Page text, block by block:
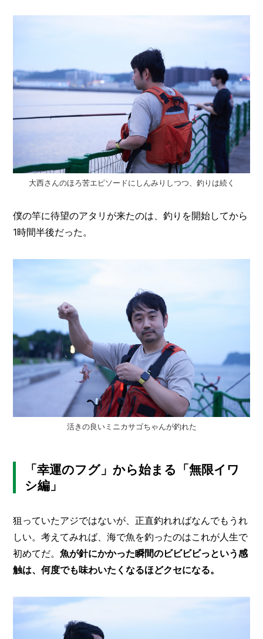
大西さんのほろ苦エピソードにしんみりしつつ、釣りは続く
僕の竿に待望のアタリが来たのは、釣りを開始してから
1時間半後だった。
活きの良いミニカサゴちゃんが釣れた
「幸運のフグ」から始まる「無限イワ
シ編」
狙っていたアジではないが、正直釣れればなんでもうれ
しい。考えてみれば、海で魚を釣ったのはこれが人生で
初めてだ。魚が針にかかった瞬間のビビビビっという感
触は、何度でも味わいたくなるほどクセになる。